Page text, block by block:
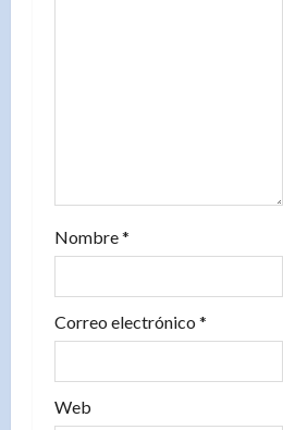
d
a
s
Nombre*
Correo electrónico *
Web